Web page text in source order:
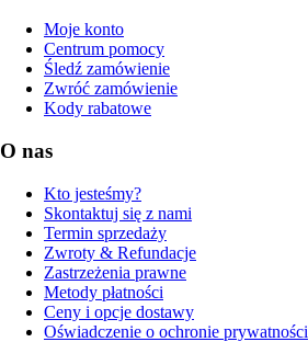
Moje konto
Centrum pomocy
Śledź zamówienie
Zwróć zamówienie
Kody rabatowe
O nas
Kto jesteśmy?
Skontaktuj się z nami
Termin sprzedaży
Zwroty & Refundacje
Zastrzeżenia prawne
Metody płatności
Ceny i opcje dostawy
Oświadczenie o ochronie prywatności